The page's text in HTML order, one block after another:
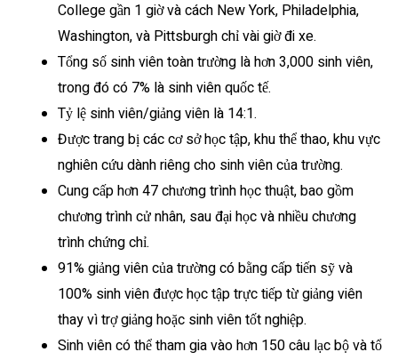
College gần 1 giờ và cách New York, Philadelphia,
Washington, và Pittsburgh chỉ vài giờ đi xe.
Tổng số sinh viên toàn trường là hơn 3,000 sinh viên,
trong đó có 7% là sinh viên quốc tế.
Tỷ lệ sinh viên/giảng viên là 14:1.
Được trang bị các cơ sở học tập, khu thể thao, khu vực
nghiên cứu dành riêng cho sinh viên của trường.
Cung cấp hơn 47 chương trình học thuật, bao gồm
chương trình cử nhân, sau đại học và nhiều chương
trình chứng chỉ.
91% giảng viên của trường có bằng cấp tiến sỹ và
100% sinh viên được học tập trực tiếp từ giảng viên
thay vì trợ giảng hoặc sinh viên tốt nghiệp.
Sinh viên có thể tham gia vào hơn 150 câu lạc bộ và tổ